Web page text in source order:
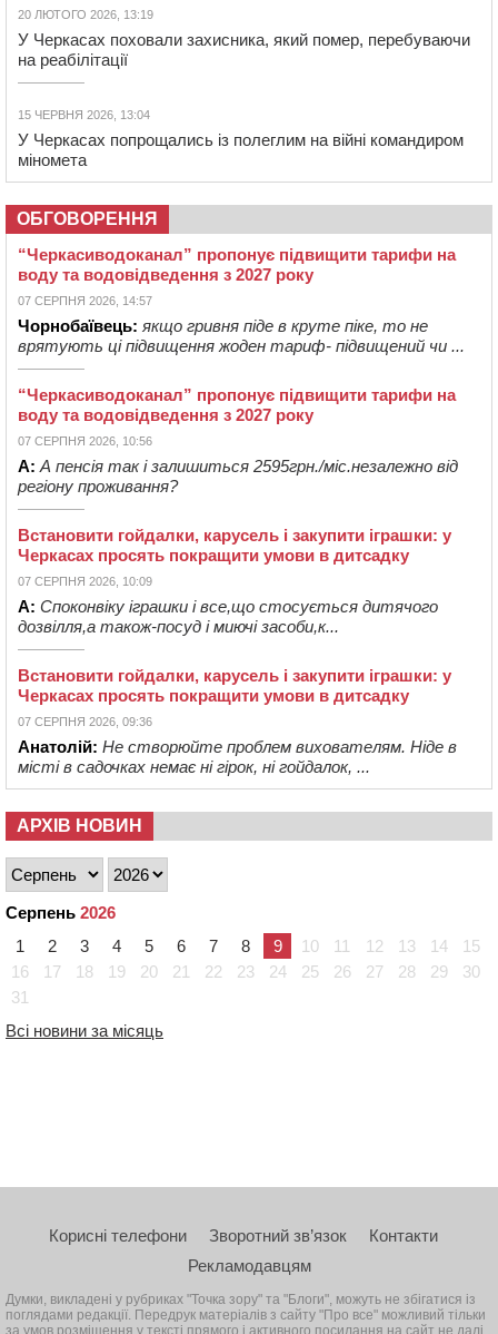
20 ЛЮТОГО 2026, 13:19
У Черкасах поховали захисника, який помер, перебуваючи
на реабілітації
15 ЧЕРВНЯ 2026, 13:04
У Черкасах попрощались із полеглим на війні командиром
міномета
ОБГОВОРЕННЯ
“Черкасиводоканал” пропонує підвищити тарифи на
воду та водовідведення з 2027 року
07 СЕРПНЯ 2026, 14:57
Чорнобаївець: якщо гривня піде в круте піке, то не
врятують ці підвищення жоден тариф- підвищений чи ...
“Черкасиводоканал” пропонує підвищити тарифи на
воду та водовідведення з 2027 року
07 СЕРПНЯ 2026, 10:56
А: А пенсія так і залишиться 2595грн./міс.незалежно від
регіону проживання?
Встановити гойдалки, карусель і закупити іграшки: у
Черкасах просять покращити умови в дитсадку
07 СЕРПНЯ 2026, 10:09
А: Споконвіку іграшки і все,що стосується дитячого
дозвілля,а також-посуд і миючі засоби,к...
Встановити гойдалки, карусель і закупити іграшки: у
Черкасах просять покращити умови в дитсадку
07 СЕРПНЯ 2026, 09:36
Анатолій: Не створюйте проблем вихователям. Ніде в
місті в садочках немає ні гірок, ні гойдалок, ...
АРХІВ НОВИН
Серпень 2026
1
2 3 4 5 6 7 8 9 10 11 12 13 14
15
16
17 18 19 20 21 22 23 24 25 26 27 28 29
30
31
Всі новини за місяць
Корисні телефони Зворотний зв’язок
Контакти
Рекламодавцям
Думки, викладені у рубриках "Точка зору" та "Блоги", можуть не збігатися із
поглядами редакції. Передрук матеріалів з сайту "Про все" можливий тільки
за умов розміщення у тексті прямого і активного посилання на сайт не далі